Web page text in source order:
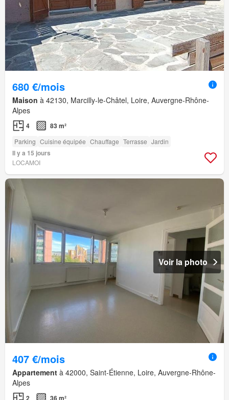
680 €/mois
Maison à 42130, Marcilly-le-Châtel, Loire, Auvergne-Rhône-
Alpes
4 83 m²
Parking Cuisine équipée Chauffage Terrasse Jardin
Il y a 15 jours
LOCAMOI
Voir la photo
407 €/mois
Appartement à 42000, Saint-Étienne, Loire, Auvergne-Rhône-
Alpes
2 36 m²